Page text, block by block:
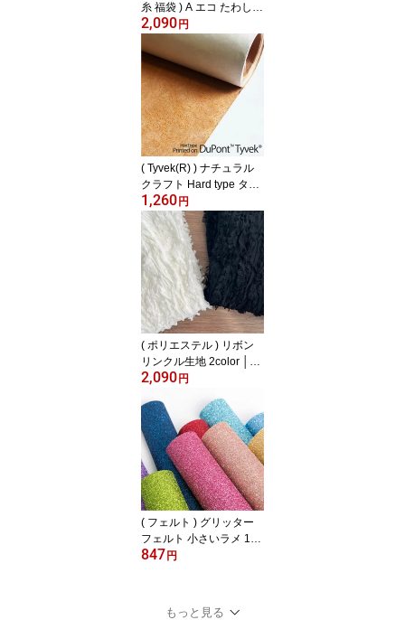
糸 福袋 ) A エコ たわし
糸 40g x 10個 x 糸切りバ
サミx レースかぎ針 セッ
ト │ Eco Scrubby 10boll
pack 毛糸福袋 ※クーポ
ン利用不可
2,090 円
( Tyvek(R) ) ナチュラル
クラフト Hard type タイ
ベック(R) │ デュポン(T
M)タイベック(R)に印刷
【 商用利用可 】
1,260 円
( ポリエステル ) リボン
リンクル生地 2color │幅
120cm 【 商用利用可 】
2,090 円
( フェルト ) グリッター
フェルト 小さいラメ 14c
olor │ 21cm x 30cm 厚手
が落ちにくい 】
847 円
もっと見る